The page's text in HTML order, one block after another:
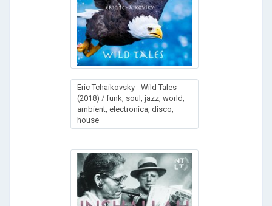
Eric Tchaikovsky - Wild Tales
(2018) / funk, soul, jazz, world,
ambient, electronica, disco,
house